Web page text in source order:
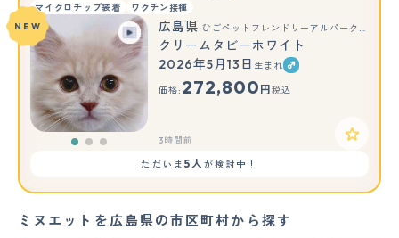
マイクロチップ装着 ワクチン接種
もっと見る
NEW 広島県 ひごペットフレンドリーアルパーク広島店
クリームタビーホワイト
2026年5月13日 生まれ
価格: 272,800 円 税込
3時間前
ただいま 5人が検討中！
ミヌエットを広島県の市区町村から探す